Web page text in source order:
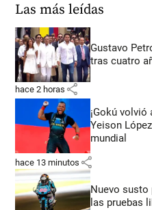
Las más leídas
Gustavo
tras cuatro
hace 2 horas share
¡Gokú
Yeison
mundial
hace 13 minutos share
Nuevo susto
las pruebas